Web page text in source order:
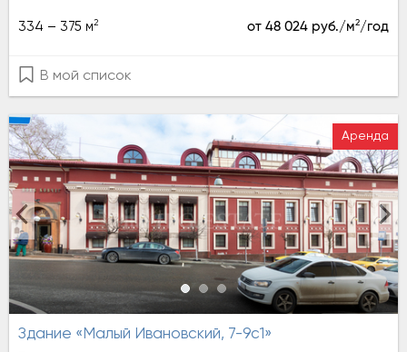
334 – 375 м2 от 48 024 руб./м2/год
В мой список
Аренда
Здание «Малый Ивановский, 7-9с1»